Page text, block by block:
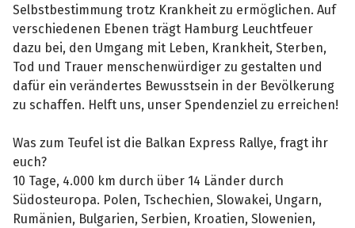
Selbstbestimmung trotz Krankheit zu ermöglichen. Auf
verschiedenen Ebenen trägt Hamburg Leuchtfeuer
dazu bei, den Umgang mit Leben, Krankheit, Sterben,
Tod und Trauer menschenwürdiger zu gestalten und
dafür ein verändertes Bewusstsein in der Bevölkerung
zu schaffen. Helft uns, unser Spendenziel zu erreichen!
Was zum Teufel ist die Balkan Express Rallye, fragt ihr
euch?
10 Tage, 4.000 km durch über 14 Länder durch
Südosteuropa. Polen, Tschechien, Slowakei, Ungarn,
Rumänien, Bulgarien, Serbien, Kroatien, Slowenien,